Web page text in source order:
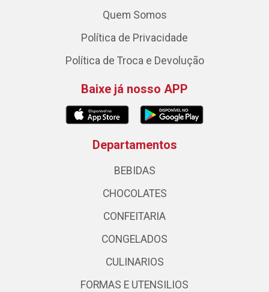
Quem Somos
Política de Privacidade
Política de Troca e Devolução
Baixe já nosso APP
Departamentos
BEBIDAS
CHOCOLATES
CONFEITARIA
CONGELADOS
CULINARIOS
FORMAS E UTENSILIOS